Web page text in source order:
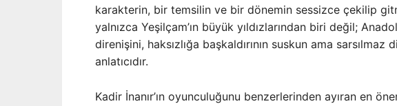
karakterin, bir temsilin ve bir dönemin sessizce çekilip
yalnızca Yeşilçam’ın büyük yıldızlarından biri değil;
direnişini, haksızlığa başkaldırının suskun ama
anlatıcıdır.
Kadir İnanır’ın oyunculuğunu benzerlerinden ayıran en